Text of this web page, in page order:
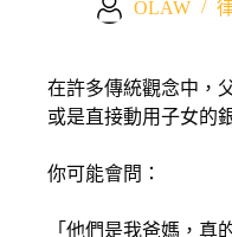
OLAW
在許多傳統觀念中，
或是直接動用子女的
你可能會問：
「他們是我爸媽，真